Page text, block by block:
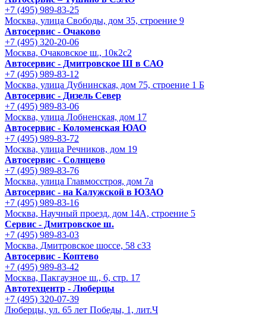
+7 (495) 989-83-25
Москва, улица Свободы, дом 35, строение 9
Автосервис - Очаково
+7 (495) 320-20-06
Москва, Очаковское ш., 10к2с2
Автосервис - Дмитровское Ш в САО
+7 (495) 989-83-12
Москва, улица Дубнинская, дом 75, строение 1 Б
Автосервис - Дизель Север
+7 (495) 989-83-06
Москва, улица Лобненская, дом 17
Автосервис - Коломенская ЮАО
+7 (495) 989-83-72
Москва, улица Речников, дом 19
Автосервис - Солнцево
+7 (495) 989-83-76
Москва, улица Главмосстроя, дом 7а
Автосервис - на Калужской в ЮЗАО
+7 (495) 989-83-16
Москва, Научный проезд, дом 14А, строение 5
Сервис - Дмитровское ш.
+7 (495) 989-83-03
Москва, Дмитровское шоссе, 58 с33
Автосервис - Коптево
+7 (495) 989-83-42
Москва, Пакгаузное ш., 6, стр. 17
Автотехцентр - Люберцы
+7 (495) 320-07-39
Люберцы, ул. 65 лет Победы, 1, лит.Ч